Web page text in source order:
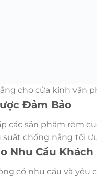
cho cửa kính văn
Đảm Bảo
các sản phẩm rèm
suất chống nắng tối
Nhu Cầu Khách
có nhu cầu và yêu